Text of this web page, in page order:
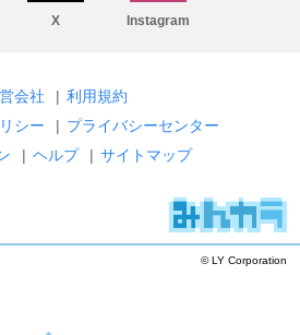
X Instagram
会社 | 利用規約
シー
| プライバシーセンター
| ヘルプ | サイトマップ
© LY Corporation